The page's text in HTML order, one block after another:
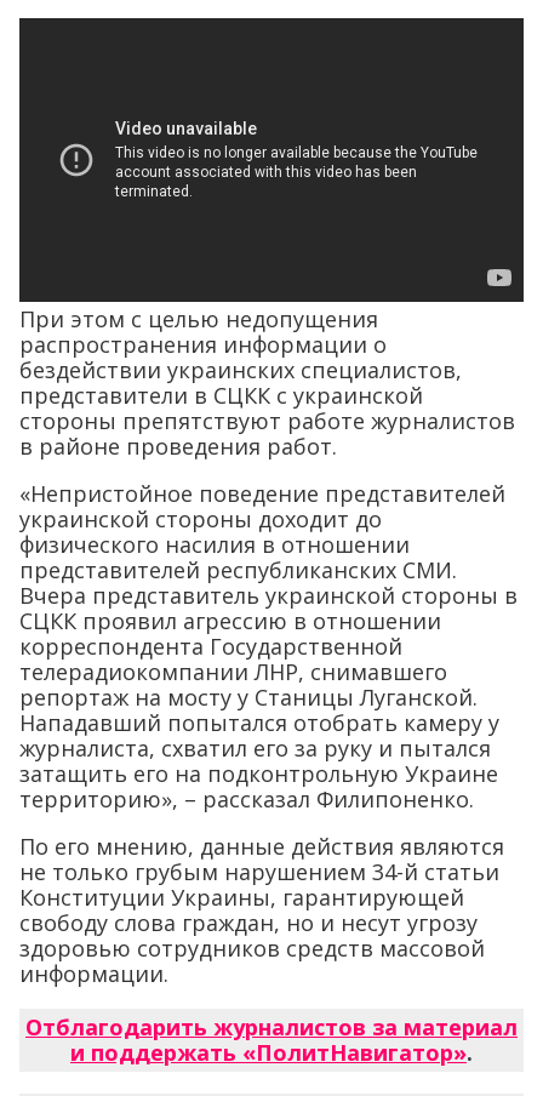
При этом с целью недопущения
распространения информации о
бездействии украинских специалистов,
представители в СЦКК с украинской
стороны препятствуют работе журналистов
в районе проведения работ.
«Непристойное поведение представителей
украинской стороны доходит до
физического насилия в отношении
представителей республиканских СМИ.
Вчера представитель украинской стороны в
СЦКК проявил агрессию в отношении
корреспондента Государственной
телерадиокомпании ЛНР, снимавшего
репортаж на мосту у Станицы Луганской.
Нападавший попытался отобрать камеру у
журналиста, схватил его за руку и пытался
затащить его на подконтрольную Украине
территорию», – рассказал Филипоненко.
По его мнению, данные действия являются
не только грубым нарушением 34-й статьи
Конституции Украины, гарантирующей
свободу слова граждан, но и несут угрозу
здоровью сотрудников средств массовой
информации.
Отблагодарить журналистов за материал
и поддержать «ПолитНавигатор».